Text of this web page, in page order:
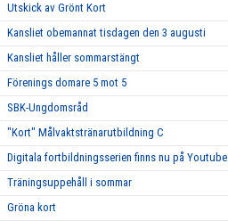
Utskick av Grönt Kort
Kansliet obemannat tisdagen den 3 augusti
Kansliet håller sommarstängt
Förenings domare 5 mot 5
SBK-Ungdomsråd
"Kort" Målvaktstränarutbildning C
Digitala fortbildningsserien finns nu på Youtube
Träningsuppehåll i sommar
Gröna kort